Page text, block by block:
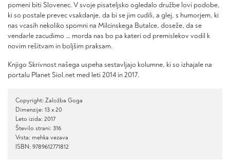
pomeni biti Slovenec. V svoje pisateljsko ogledalo družbe lovi podobe,
ki so postale prevec vsakdanje, da bi se jim cudili, a glej, s humorjem, ki
nas vcasih nekoliko spomni na Milcinskega Butalce, doseže, da se
vendarle zacudimo … morda nas bo pa kateri od premislekov vodil k
novim rešitvam in boljšim praksam.
Knjigo Skrivnost našega uspeha sestavljajo kolumne, ki so izhajale na
portalu Planet Siol.net med leti 2014 in 2017.
Copyright: Založba Goga
Dimenzije: 13 x 20
Leto izida: 2017
Število strani: 316
Vrsta: mehka vezava
ISBN: 9789612771812